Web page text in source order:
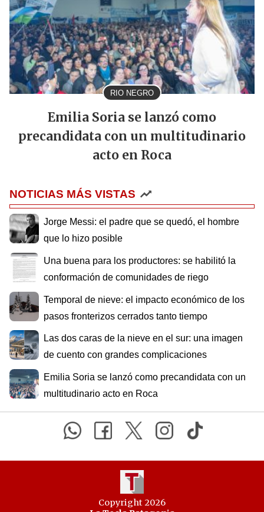
RIO NEGRO
Emilia Soria se lanzó como
precandidata con un multitudinario
acto en Roca
NOTICIAS MÁS VISTAS
Jorge Messi: el padre que se quedó, el hombre
que lo hizo posible
Una buena para los productores: se habilitó la
conformación de comunidades de riego
Temporal de nieve: el impacto económico de los
pasos fronterizos cerrados tanto tiempo
Las dos caras de la nieve en el sur: una imagen
de cuento con grandes complicaciones
Emilia Soria se lanzó como precandidata con un
multitudinario acto en Roca
Copyright 2026